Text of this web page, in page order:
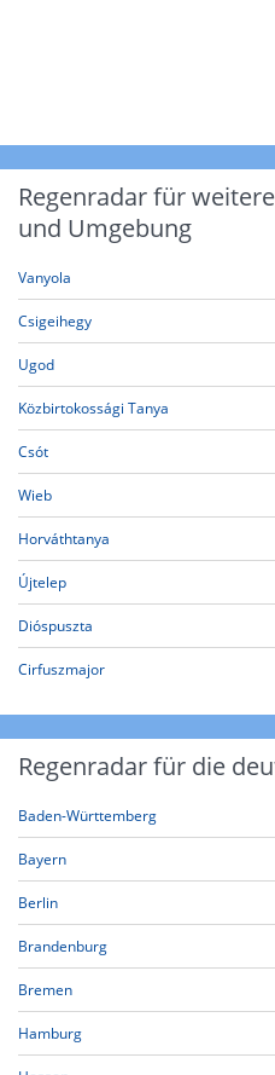
Regenradar für
und Umgebung
Vanyola
Csigeihegy
Ugod
Közbirtokossági Tanya
Csót
Wieb
Horváthtanya
Újtelep
Dióspuszta
Cirfuszmajor
Regenradar für die
Baden-Württemberg
Bayern
Berlin
Brandenburg
Bremen
Hamburg